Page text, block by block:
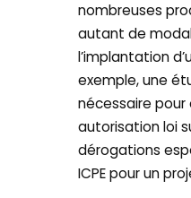
nombreuses
autant de
l’implantation
exemple, une
nécessaire pour
autorisation loi
dérogations
ICPE pour un